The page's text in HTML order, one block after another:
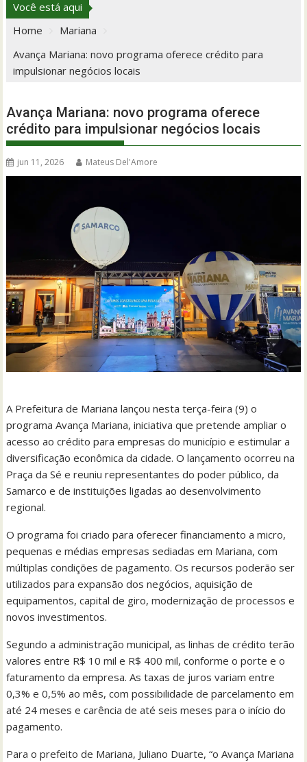
Você está aqui
Home
Mariana
Avança Mariana: novo programa oferece crédito para
impulsionar negócios locais
Avança Mariana: novo programa oferece
crédito para impulsionar negócios locais
jun 11, 2026 Mateus Del'Amore
A Prefeitura de Mariana lançou nesta terça-feira (9) o
programa Avança Mariana, iniciativa que pretende ampliar o
acesso ao crédito para empresas do município e estimular a
diversificação econômica da cidade. O lançamento ocorreu na
Praça da Sé e reuniu representantes do poder público, da
Samarco e de instituições ligadas ao desenvolvimento
regional.
O programa foi criado para oferecer financiamento a micro,
pequenas e médias empresas sediadas em Mariana, com
múltiplas condições de pagamento. Os recursos poderão ser
utilizados para expansão dos negócios, aquisição de
equipamentos, capital de giro, modernização de processos e
novos investimentos.
Segundo a administração municipal, as linhas de crédito terão
valores entre R$ 10 mil e R$ 400 mil, conforme o porte e o
faturamento da empresa. As taxas de juros variam entre
0,3% e 0,5% ao mês, com possibilidade de parcelamento em
até 24 meses e carência de até seis meses para o início do
pagamento.
Para o prefeito de Mariana, Juliano Duarte, “o Avança Mariana